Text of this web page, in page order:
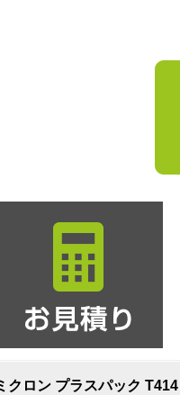
クロン プラスパック T414